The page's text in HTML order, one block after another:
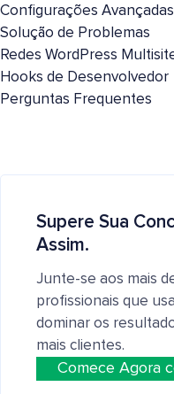
Configurações Avançadas
Solução de Problemas
Redes WordPress
Hooks de Desenvolvedor
Perguntas Frequentes
Supere Sua
Assim.
Junte-se aos mais
profissionais que
dominar os
mais clientes.
Comece Agora